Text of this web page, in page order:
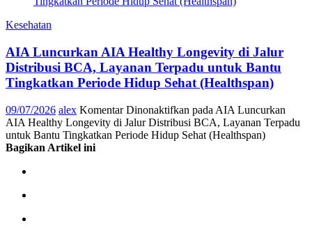
Kesehatan
AIA Luncurkan AIA Healthy Longevity di Jalur
Distribusi BCA, Layanan Terpadu untuk Bantu
Tingkatkan Periode Hidup Sehat (Healthspan)
09/07/2026 alex Komentar Dinonaktifkan pada AIA Luncurkan
AIA Healthy Longevity di Jalur Distribusi BCA, Layanan Terpadu
untuk Bantu Tingkatkan Periode Hidup Sehat (Healthspan)
Bagikan Artikel ini